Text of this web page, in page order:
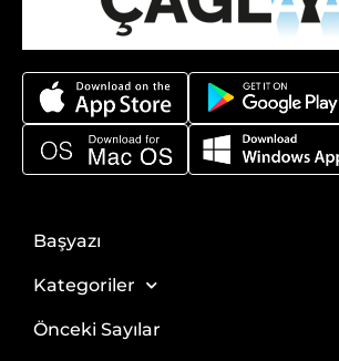
Başyazı
Kategoriler
Önceki Sayılar